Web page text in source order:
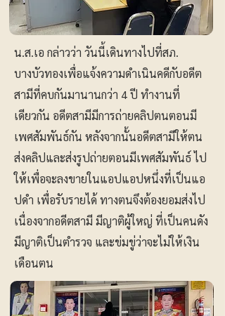
น.ส.เอ กล่าวว่า วันนี้เดินทางไปที่สภ.
บางบัวทองเพื่อแจ้งความดำเนินคดีกับอดีต
สามีที่คบกันมานานกว่า 4 ปี ทำงานที่
เดียวกัน อดีตสามีมีการถ่ายคลิปตนตอนมี
เพศสัมพันธ์กัน หลังจากนั้นอดีตสามีให้ตน
ส่งคลิปและส่งรูปถ่ายตอนมีเพศสัมพันธ์ ไป
ให้เพื่อจะลงขายในแอปแอปหนึ่งที่เป็นแอ
ปดำ เพื่อรับรายได้ ทางตนจึงต้องยอมส่งไป
เนื่องจากอดีตสามี มีญาติผู้ใหญ่ ที่เป็นคนดัง
มีญาติเป็นตำรวจ และข่มขู่ว่าจะไม่ให้เงิน
เดือนตน